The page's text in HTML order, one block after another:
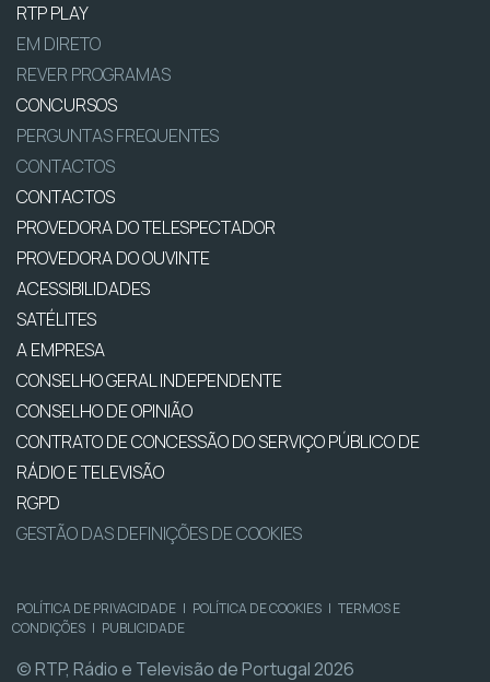
RTP PLAY
EM DIRETO
REVER PROGRAMAS
CONCURSOS
PERGUNTAS FREQUENTES
CONTACTOS
CONTACTOS
PROVEDORA DO TELESPECTADOR
PROVEDORA DO OUVINTE
ACESSIBILIDADES
SATÉLITES
A EMPRESA
CONSELHO GERAL INDEPENDENTE
CONSELHO DE OPINIÃO
CONTRATO DE CONCESSÃO DO SERVIÇO PÚBLICO DE
RÁDIO E TELEVISÃO
RGPD
GESTÃO DAS DEFINIÇÕES DE COOKIES
POLÍTICA DE PRIVACIDADE | POLÍTICA DE COOKIES | TERMOS E
CONDIÇÕES | PUBLICIDADE
© RTP, Rádio e Televisão de Portugal 2026